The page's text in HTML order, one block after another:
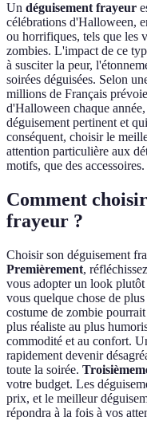
Un déguisement frayeur
célébrations d'Halloween,
ou horrifiques, tels que les
zombies. L'impact de ce
à susciter la peur,
soirées déguisées. Selon
millions de Français
d'Halloween chaque
déguisement pertinent et
conséquent, choisir le
attention particulière aux
motifs, que des accessoires.
Comment
frayeur ?
Choisir son déguisement
Premièrement,
vous adopter un look
vous quelque chose de
costume de zombie
plus réaliste au plus
commodité et au confort.
rapidement devenir
toute la soirée.
votre budget. Les
prix, et le meilleur
répondra à la fois à vos